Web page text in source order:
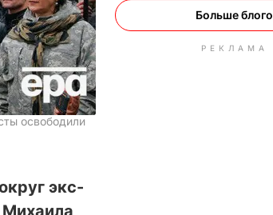
освободили
экс-
Михаила
Больше
РЕКЛАМА